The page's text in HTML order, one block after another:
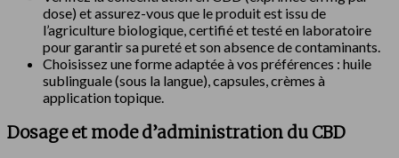
dose) et assurez-vous que le produit est issu de
l’agriculture biologique, certifié et testé en laboratoire
pour garantir sa pureté et son absence de contaminants.
Choisissez une forme adaptée à vos préférences : huile
sublinguale (sous la langue), capsules, crèmes à
application topique.
Dosage et mode d’administration du CBD